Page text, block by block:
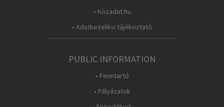
• Közadat.hu
• Adatkezelési tájékoztató
PUBLIC INFORMATION
• Fenntartó
• Pályázatok